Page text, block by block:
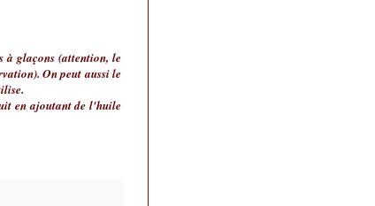
à glaçons (attention, le
On peut aussi le
en ajoutant de l'huile